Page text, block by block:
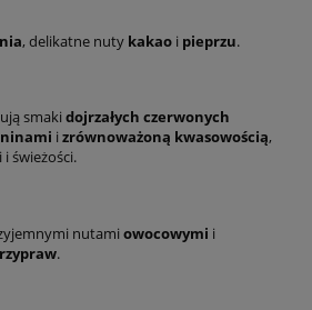
, delikatne nuty kakao i pieprzu.
smaki dojrzałych czerwonych
i zrównoważoną kwasowością,
świeżości.
nutami owocowymi i
.